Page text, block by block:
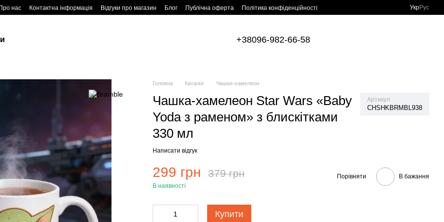
Про нас Контактна інформація Відгуки про магазин Блог Публічна оферта Політика конфіденційності УкрРус
+38096-982-66-58
Головна Каталог Чашки-хамелеон
Чашка-хамелеон Star Wars «Baby
Yoda з раменом» з блискітками
330 мл
Артикул
CHSHKBRMBL938
Написати відгук
299 грн 379 грн
В наявності
Порівняти В бажання
Купити